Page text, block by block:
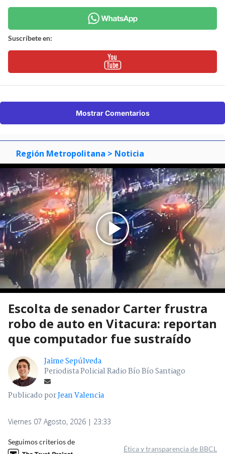
Suscríbete en:
Mostrar Comentarios
Región Metropolitana > Noticia
Escolta de senador Carter frustra
robo de auto en Vitacura: reportan
que computador fue sustraído
Jaime Sepúlveda
Periodista Policial Radio Bío Bío Santiago
Publicado porJean Valencia
Viernes 07 Agosto, 2026 | 23:33
Seguimos criterios de
Ética y transparencia de BBCL